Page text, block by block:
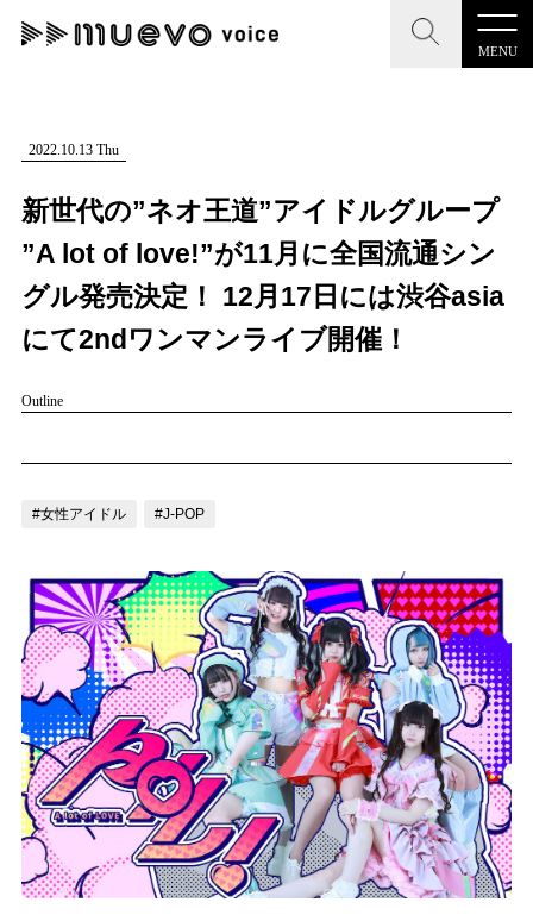
MENU
CLOSE
記事を検索する
#ヒップホップ #男性シンガーグループ #R&B/ソウル
CLOSE
"読者の声を形にする”音楽特化メディア
プレスリリース一覧
会社概要
お問い合わせ
ログイン
LINK
muevoクラウドファンディング
muevoコミュニティ
ぶいクラ！by muevo
ぶいコミュ！by muevo
2022.10.13 Thu
新世代の”ネオ王道”アイドルグループ
”A lot of love!”が11月に全国流通シン
グル発売決定！ 12月17日には渋谷asia
にて2ndワンマンライブ開催！
Outline
#女性アイドル #J-POP